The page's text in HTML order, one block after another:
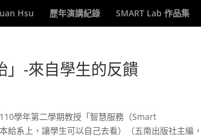
Hsu 歷年演講紀錄 SMART Lab 作品集
」-來自學生的反饋
學年第二學期教授「智慧服務（Smart
系上，讓學生可以自己去看）（五南出版社主編，